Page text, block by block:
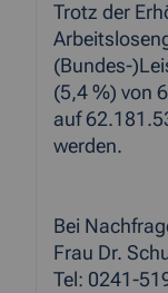
Trotz der
(Bundes-
(5,4 %) von
auf
werden.
Bei
Frau Dr.
Tel: 0241-